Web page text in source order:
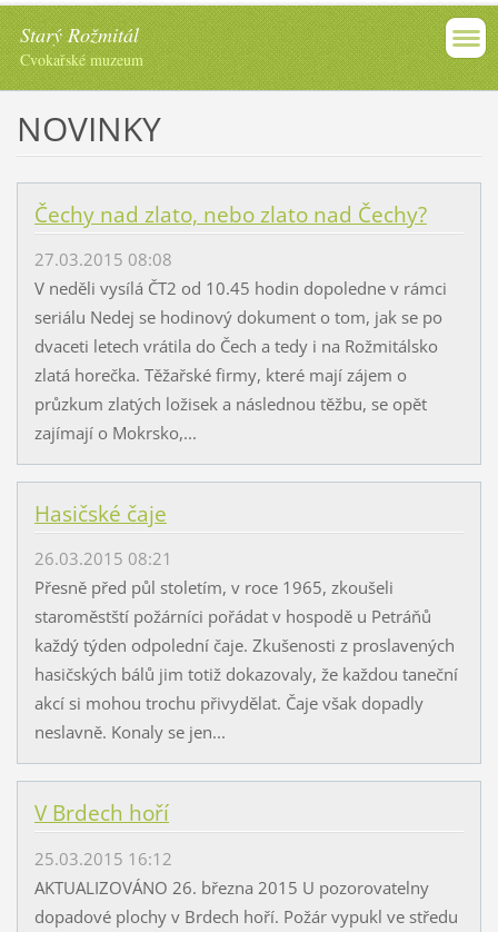
Starý Rožmitál
Cvokařské muzeum
NOVINKY
Čechy nad zlato, nebo zlato nad Čechy?
27.03.2015 08:08
V neděli vysílá ČT2 od 10.45 hodin dopoledne v rámci
seriálu Nedej se hodinový dokument o tom, jak se po
dvaceti letech vrátila do Čech a tedy i na Rožmitálsko
zlatá horečka. Těžařské firmy, které mají zájem o
průzkum zlatých ložisek a následnou těžbu, se opět
zajímají o Mokrsko,...
Hasičské čaje
26.03.2015 08:21
Přesně před půl stoletím, v roce 1965, zkoušeli
staroměstští požárníci pořádat v hospodě u Petráňů
každý týden odpolední čaje. Zkušenosti z proslavených
hasičských bálů jim totiž dokazovaly, že každou taneční
akcí si mohou trochu přivydělat. Čaje však dopadly
neslavně. Konaly se jen...
V Brdech hoří
25.03.2015 16:12
AKTUALIZOVÁNO 26. března 2015 U pozorovatelny
dopadové plochy v Brdech hoří. Požár vypukl ve středu